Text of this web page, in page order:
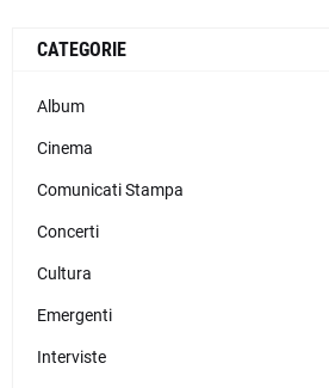
CATEGORIE
Album
Cinema
Comunicati Stampa
Concerti
Cultura
Emergenti
Interviste